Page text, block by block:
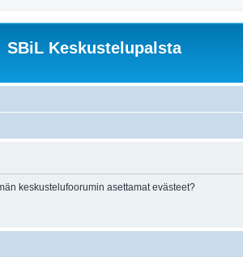
SBiL Keskustelupalsta
keskustelufoorumin asettamat evästeet?